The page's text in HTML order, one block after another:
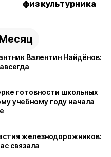
физкультурника
Валентин Найдёнов:
готовности школьных
учебному году начала
железнодорожников:
связала